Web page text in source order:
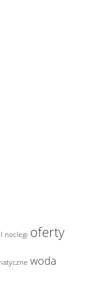
noclegi oferty
woda